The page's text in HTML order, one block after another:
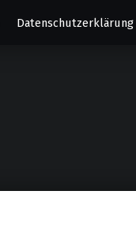
Datenschutzerklärung